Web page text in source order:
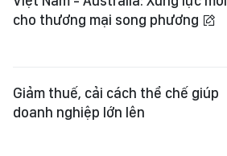
cho thương mại song phương
Giảm thuế, cải cách thể chế giúp
doanh nghiệp lớn lên